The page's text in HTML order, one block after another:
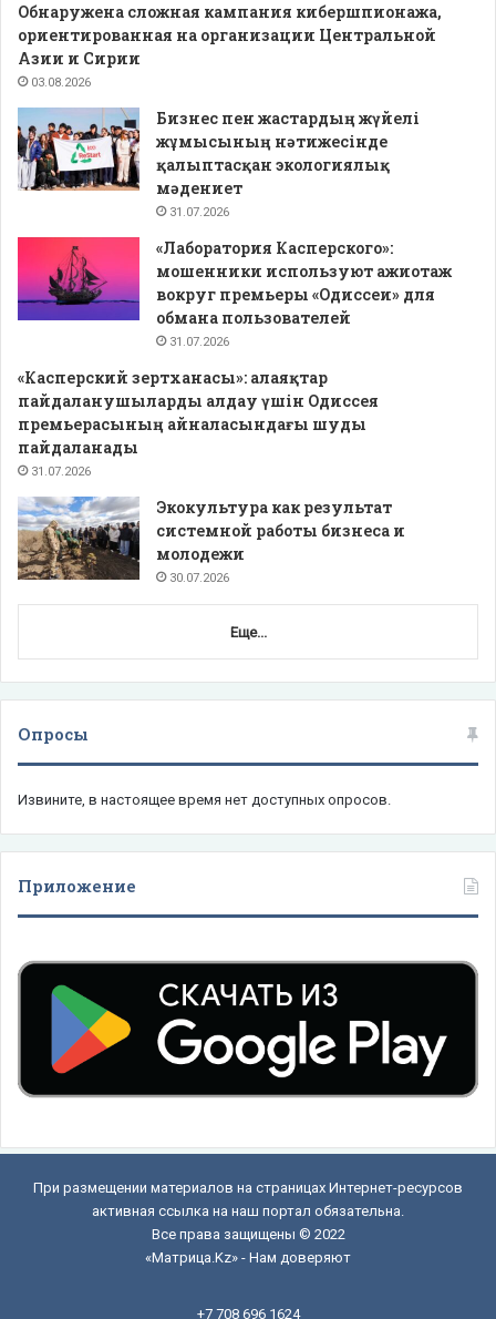
Обнаружена сложная кампания кибершпионажа,
ориентированная на организации Центральной
Азии и Сирии
03.08.2026
Бизнес пен жастардың жүйелі
жұмысының нәтижесінде
қалыптасқан экологиялық
мәдениет
31.07.2026
«Лаборатория Касперского»:
мошенники используют ажиотаж
вокруг премьеры «Одиссеи» для
обмана пользователей
31.07.2026
«Касперский зертханасы»: алаяқтар
пайдаланушыларды алдау үшін Одиссея
премьерасының айналасындағы шуды
пайдаланады
31.07.2026
Экокультура как результат
системной работы бизнеса и
молодежи
30.07.2026
Еще...
Опросы
Извините, в настоящее время нет доступных опросов.
Приложение
При размещении материалов на страницах Интернет-ресурсов
активная ссылка на наш портал обязательна.
Все права защищены © 2022
«Матрица.Kz» - Нам доверяют
+7 708 696 1624